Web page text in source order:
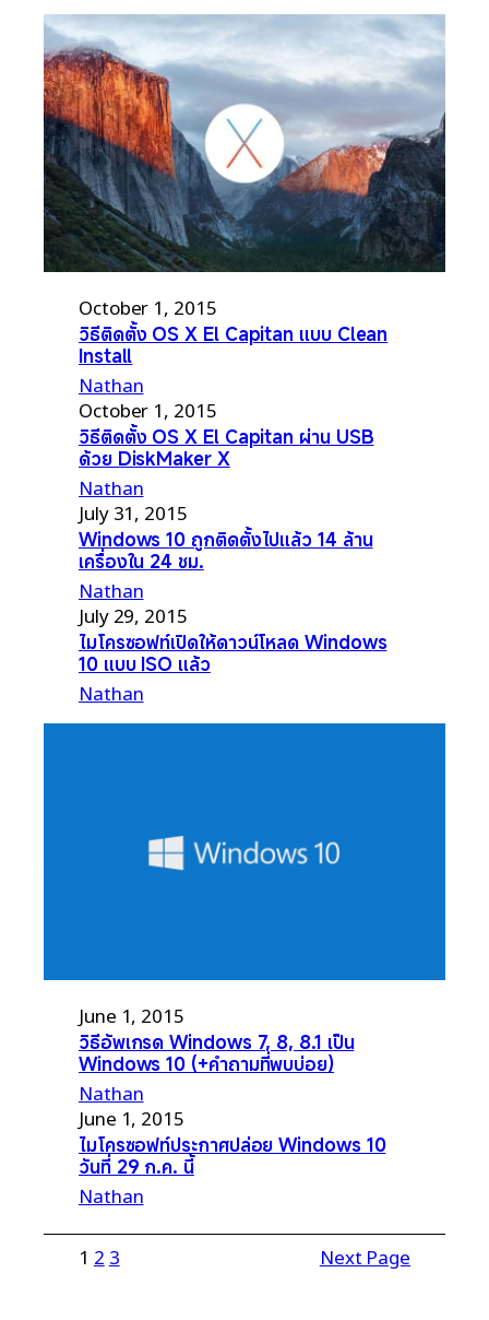
October 1, 2015
วิธีติดตั้ง OS X El Capitan แบบ Clean
Install
Nathan
October 1, 2015
วิธีติดตั้ง OS X El Capitan ผ่าน USB
ด้วย DiskMaker X
Nathan
July 31, 2015
Windows 10 ถูกติดตั้งไปแล้ว 14 ล้าน
เครื่องใน 24 ชม.
Nathan
July 29, 2015
ไมโครซอฟท์เปิดให้ดาวน์โหลด Windows
10 แบบ ISO แล้ว
Nathan
June 1, 2015
วิธีอัพเกรด Windows 7, 8, 8.1 เป็น
Windows 10 (+คำถามที่พบบ่อย)
Nathan
June 1, 2015
ไมโครซอฟท์ประกาศปล่อย Windows 10
วันที่ 29 ก.ค. นี้
Nathan
1 2 3 Next Page